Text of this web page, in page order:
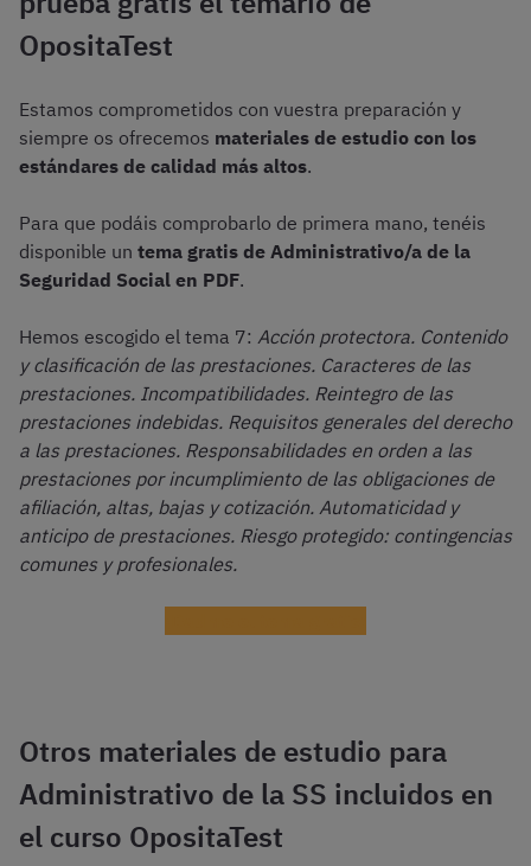
OpositaTest
Estamos comprometidos con vuestra preparación y
siempre os ofrecemos materiales de estudio con los
estándares de calidad más altos.
Para que podáis comprobarlo de primera mano, tenéis
disponible un tema gratis de Administrativo/a de la
Seguridad Social en PDF.
Hemos escogido el tema 7: Acción protectora. Contenido
y clasificación de las prestaciones. Caracteres de las
prestaciones. Incompatibilidades. Reintegro de las
prestaciones indebidas. Requisitos generales del derecho
a las prestaciones. Responsabilidades en orden a las
prestaciones por incumplimiento de las obligaciones de
afiliación, altas, bajas y cotización. Automaticidad y
anticipo de prestaciones. Riesgo protegido: contingencias
comunes y profesionales.
Otros materiales de estudio para
Administrativo de la SS incluidos en
el curso OpositaTest